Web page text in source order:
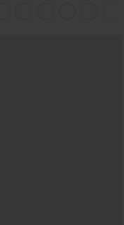
coupe fuselée, à séchage
toucher frais, avec poches —